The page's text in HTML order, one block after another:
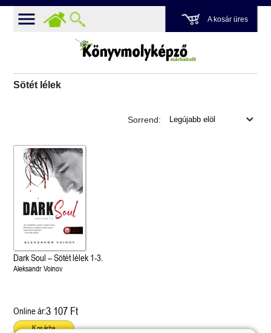
A kosár üres
Sötét lélek
Sorrend:
Dark Soul – Sötét lélek 1-3.
Aleksandr Voinov
Online ár:3 107 Ft
Kosárba